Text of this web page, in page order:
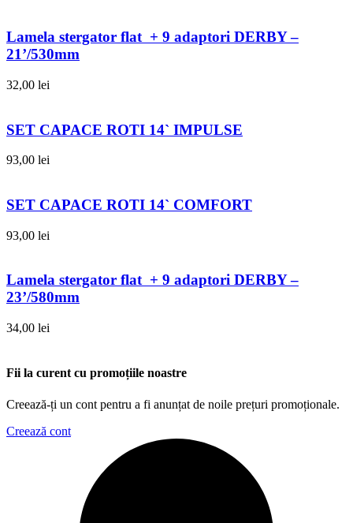
Lamela stergator flat + 9 adaptori DERBY –
21’/530mm
32,00 lei
SET CAPACE ROTI 14` IMPULSE
93,00 lei
SET CAPACE ROTI 14` COMFORT
93,00 lei
Lamela stergator flat + 9 adaptori DERBY –
23’/580mm
34,00 lei
Fii la curent cu promoțiile noastre
Creează-ți un cont pentru a fi anunțat de noile prețuri promoționale.
Creează cont